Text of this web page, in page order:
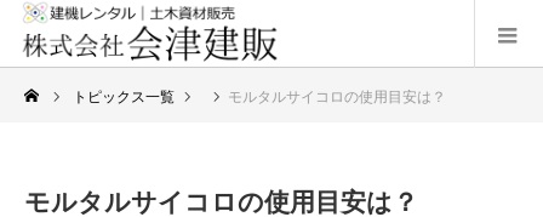
トピックス一覧 モルタルサイコロの使用目安は？
モルタルサイコロの使用目安は？